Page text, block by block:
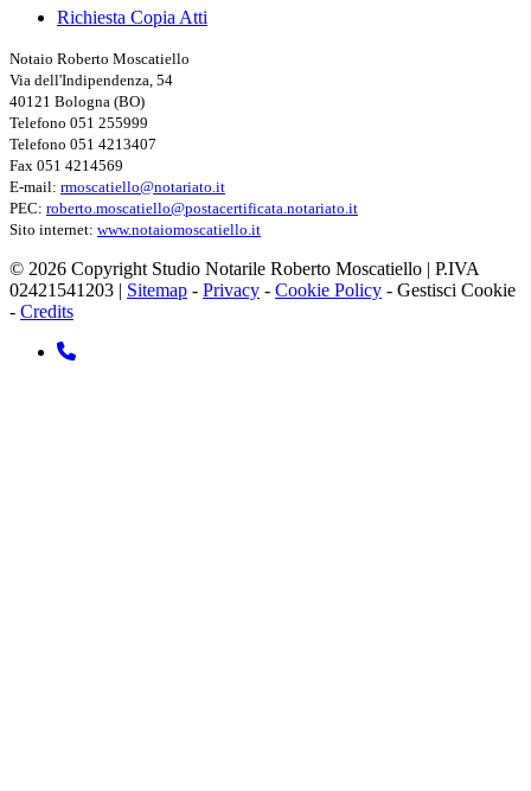
Richiesta Copia Atti
Notaio Roberto Moscatiello
Via dell'Indipendenza, 54
40121 Bologna (BO)
Telefono 051 255999
Telefono 051 4213407
Fax 051 4214569
E-mail: rmoscatiello@notariato.it
PEC: roberto.moscatiello@postacertificata.notariato.it
Sito internet: www.notaiomoscatiello.it
© 2026 Copyright Studio Notarile Roberto Moscatiello | P.IVA
02421541203 | Sitemap - Privacy - Cookie Policy - Gestisci Cookie
- Credits